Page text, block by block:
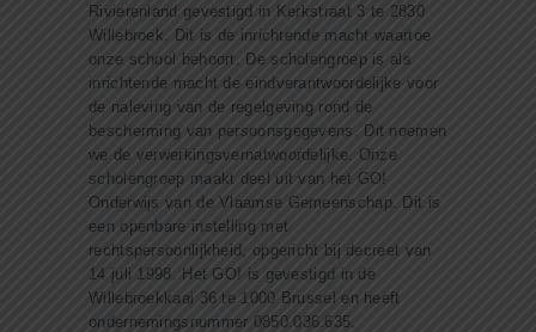
Rivierenland gevestigd in Kerkstraat 3 te 2830
Willebroek. Dit is de inrichtende macht waartoe
onze school behoort. De scholengroep is als
inrichtende macht de eindverantwoordelijke voor
de naleving van de regelgeving rond de
bescherming van persoonsgegevens. Dit noemen
we de verwerkingsvernatwoordelijke. Onze
scholengroep maakt deel uit van het GO!
Onderwijs van de Vlaamse Gemeenschap. Dit is
een openbare instelling met
rechtspersoonlijkheid, opgericht bij decreet van
14 juli 1998. Het GO! is gevestigd in de
Willebroekkaai 36 te 1000 Brussel en heeft
ondernemingsnummer 0850.036.635.